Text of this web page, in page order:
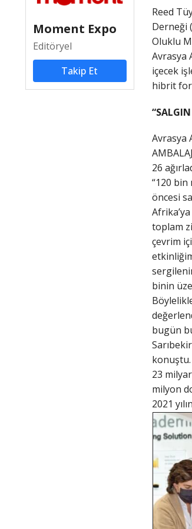
Moment Expo
Editöryel
Takip Et
Reed
Derneği
Oluklu
Avrasya
içecek
hibrit
Avrasya
26
“120
öncesi
toplam
çevrim
binin
bugün
konuştu.
23
milyon
2021